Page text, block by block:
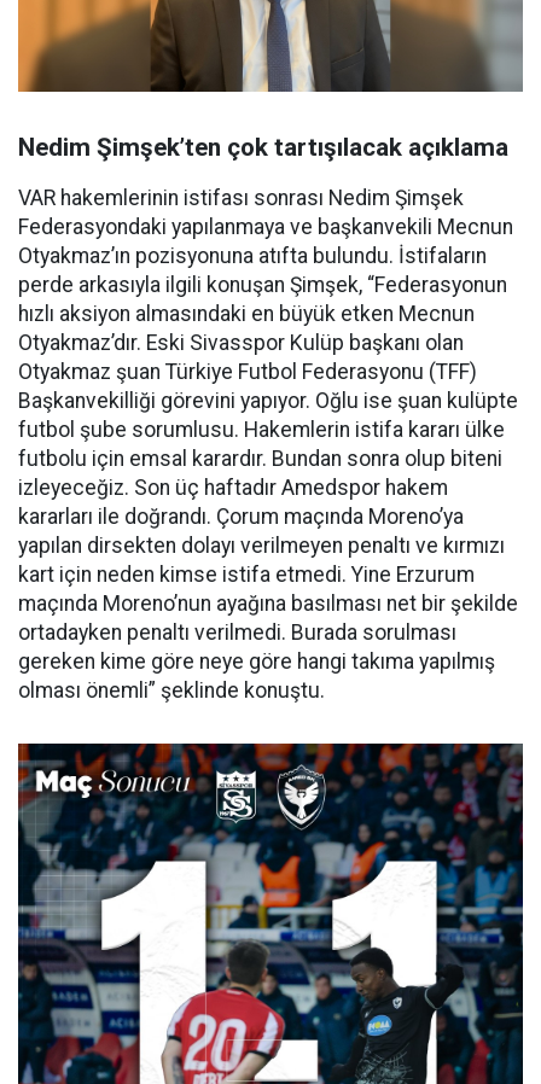
Nedim Şimşek’ten çok tartışılacak açıklama
VAR hakemlerinin istifası sonrası Nedim Şimşek
Federasyondaki yapılanmaya ve başkanvekili Mecnun
Otyakmaz’ın pozisyonuna atıfta bulundu. İstifaların
perde arkasıyla ilgili konuşan Şimşek, “Federasyonun
hızlı aksiyon almasındaki en büyük etken Mecnun
Otyakmaz’dır. Eski Sivasspor Kulüp başkanı olan
Otyakmaz şuan Türkiye Futbol Federasyonu (TFF)
Başkanvekilliği görevini yapıyor. Oğlu ise şuan kulüpte
futbol şube sorumlusu. Hakemlerin istifa kararı ülke
futbolu için emsal karardır. Bundan sonra olup biteni
izleyeceğiz. Son üç haftadır Amedspor hakem
kararları ile doğrandı. Çorum maçında Moreno’ya
yapılan dirsekten dolayı verilmeyen penaltı ve kırmızı
kart için neden kimse istifa etmedi. Yine Erzurum
maçında Moreno’nun ayağına basılması net bir şekilde
ortadayken penaltı verilmedi. Burada sorulması
gereken kime göre neye göre hangi takıma yapılmış
olması önemli” şeklinde konuştu.